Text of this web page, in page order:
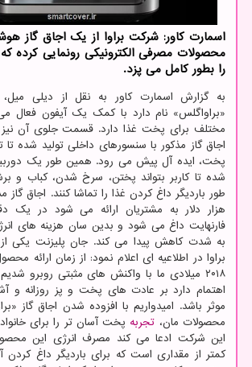
اسمارت کاور: شرکت براوا از یک اجاق گاز
را بطور کامل می پزد.
به گزارش اسمارت کاور به نقل از دیلی
مختلف برای پخت غذا دارد. قسمت جلوی آن
اجاق گاز مذکور با سنسورهای داخلی تولید شده
پخت، ایده آل پیش می رود. همین طور یک
شده تا کاربر بتواند پختن، سرخ شدن، کباب و
فارنهایت داغ می شود و بدین سان هزینه های
به شدت کاهش پیدا می کند. جان پلیزنت یکی از
براوا در اطلاعیه ای اعلام نمود: از زمان ارائه
۲۰۱۸ میلادی ما با واکنش های مثبتی روبرو
اهتمام دارد بر عادت های پخت و پز روزانه و
موثر باشد. امیدواریم با افزوده شدن اجاق گاز
محصولات مان، تجربه پخت آسان تر را برای
این شرکت ادعا می کند مصرف انرژی این
کمتر از مقداری است که برای باردیگر داغ کردن